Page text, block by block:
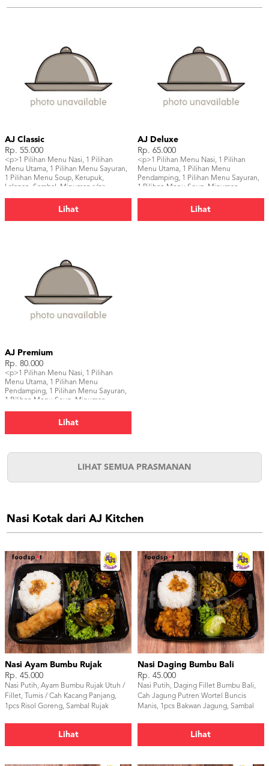
AJ Classic
Rp. 55.000
<p>1 Pilihan Menu Nasi, 1 Pilihan
Menu Utama, 1 Pilihan Menu Sayuran,
1 Pilihan Menu Soup, Kerupuk,
Lalapan, Sambal, Minuman</p>
Lihat
AJ Deluxe
Rp. 65.000
<p>1 Pilihan Menu Nasi, 1 Pilihan
Menu Utama, 1 Pilihan Menu
Pendamping, 1 Pilihan Menu Sayuran,
1 Pilihan Menu Soup, Minuman,
Lihat
AJ Premium
Rp. 80.000
<p>1 Pilihan Menu Nasi, 1 Pilihan
Menu Utama, 1 Pilihan Menu
Pendamping, 1 Pilihan Menu Sayuran,
1 Pilihan Menu Soup, Minuman,
Lihat
LIHAT SEMUA PRASMANAN
Nasi Kotak dari AJ Kitchen
Nasi Ayam Bumbu Rujak
Rp. 45.000
Nasi Putih, Ayam Bumbu Rujak Utuh /
Fillet, Tumis / Cah Kacang Panjang,
1pcs Risol Goreng, Sambal Rujak
Lihat
Nasi Daging Bumbu Bali
Rp. 45.000
Nasi Putih, Daging Fillet Bumbu Bali,
Cah Jagung Putren Wortel Buncis
Manis, 1pcs Bakwan Jagung, Sambal
Lihat